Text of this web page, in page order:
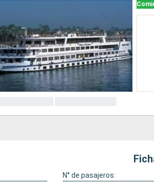
N° de pasajeros: